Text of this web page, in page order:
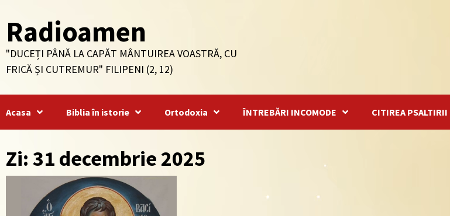
to
content
Radioamen
"DUCEȚI PÂNĂ LA CAPĂT MÂNTUIREA VOASTRĂ, CU
FRICĂ ȘI CUTREMUR" FILIPENI (2, 12)
Acasa Biblia în istorie Ortodoxia ÎNTREBĂRI INCOMODE CITIREA PSALTIRII
Zi: 31 decembrie 2025